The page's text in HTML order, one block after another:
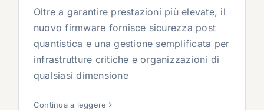
Oltre a garantire prestazioni più elevate, il
nuovo firmware fornisce sicurezza post
quantistica e una gestione semplificata per
infrastrutture critiche e organizzazioni di
qualsiasi dimensione
Continua a leggere